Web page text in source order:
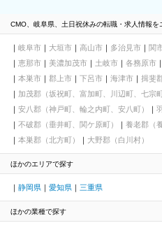
CMO、岐阜県、土日祝休みの転職・求人情報を
岐阜市 大垣市 高山市 多治見市 関
恵那市
美濃加茂市 土岐市 各務原市
本巣市
郡上市 下呂市 海津市
揖斐
加茂郡（坂祝町、富加町、川辺町、七宗
安八郡（神戸町、輪之内町、安八町）
不破郡（垂井町、関ケ原町）
養老郡（
本巣郡（北方町）
大野郡（白川村）
ほかのエリアで探す
静岡県 愛知県 三重県
ほかの業種で探す